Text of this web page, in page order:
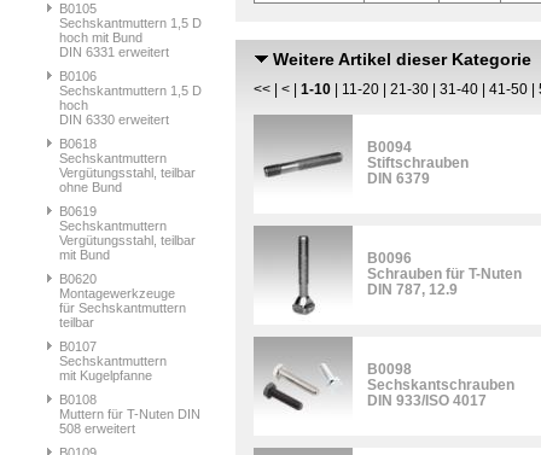
B0105
Sechskantmuttern 1,5 D
hoch mit Bund
DIN 6331 erweitert
B0106
Sechskantmuttern 1,5 D
hoch
DIN 6330 erweitert
B0618
Sechskantmuttern
Vergütungsstahl, teilbar
ohne Bund
B0619
Sechskantmuttern
Vergütungsstahl, teilbar
mit Bund
B0620
Montagewerkzeuge
für Sechskantmuttern
teilbar
B0107
Sechskantmuttern
mit Kugelpfanne
B0108
Muttern für T-Nuten DIN
508 erweitert
Weitere Artikel dieser Kategorie
<< < 1-10 11-20 21-30 31-40 41-50
B0094
Stiftschrauben
DIN 6379
B0096
Schrauben für T-Nuten
DIN 787, 12.9
B0098
Sechskantschrauben
DIN 933/ISO 4017